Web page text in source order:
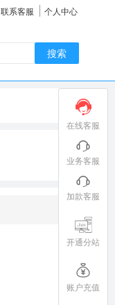
联系客服 个人中心
搜索
在线客服
业务客服
加款客服
开通分站
账户充值